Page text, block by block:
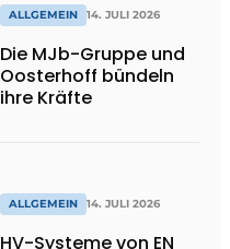
ALLGEMEIN 14. JULI 2026
Die MJb-Gruppe und
Oosterhoff bündeln
ihre Kräfte
ALLGEMEIN 14. JULI 2026
HV-Systeme von EN